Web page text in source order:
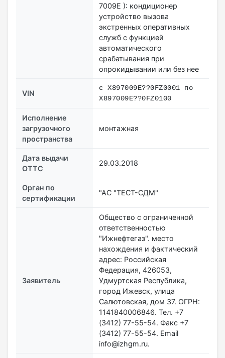
7009Е ): кондиционер
устройство вызова
экстренных оперативных
служб с функцией
автоматического
срабатывания при
опрокидывании или без нее
VIN
c X897009E??0FZ0001 по
X897009E??0FZ0100
Исполнение
загрузочного
пространства
монтажная
Дата выдачи
ОТТС
29.03.2018
Орган по
сертификации
"АС "ТЕСТ-СДМ"
Заявитель
Общество с ограниченной
ответственностью
"Ижнефтегаз". место
нахождения и фактический
адрес: Российская
Федерация, 426053,
Удмуртская Республика,
город Ижевск, улица
Салютовская, дом 37. ОГРН:
1141840006846. Тел. +7
(3412) 77-55-54. Факс +7
(3412) 77-55-54. Email
info@izhgm.ru.